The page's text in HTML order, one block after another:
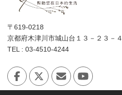
〒619-0218
京都府木津川市城山台１３－２３－４
TEL : 03-4510-4244